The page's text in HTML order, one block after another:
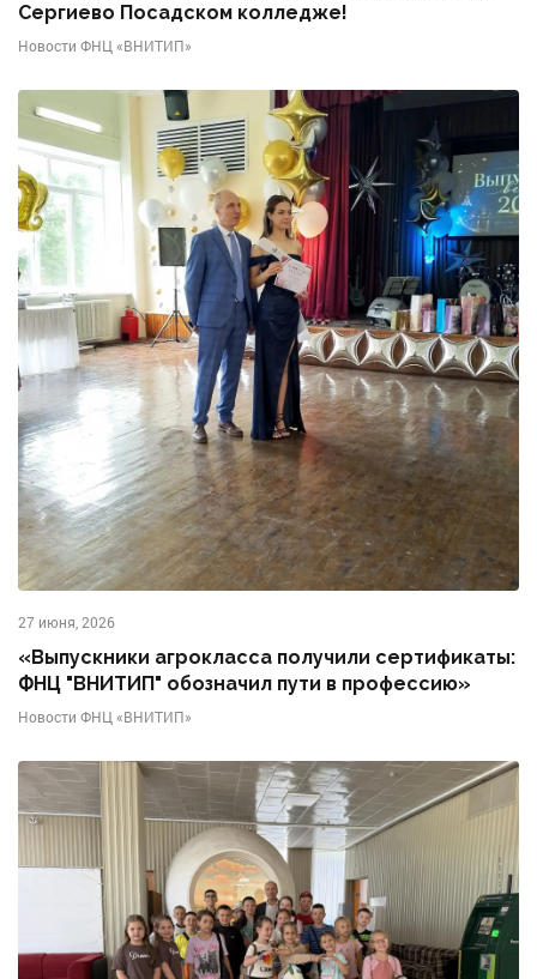
Сергиево Посадском колледже!
Новости ФНЦ «ВНИТИП»
27 июня, 2026
«Выпускники агрокласса получили сертификаты:
ФНЦ "ВНИТИП" обозначил пути в профессию»
Новости ФНЦ «ВНИТИП»